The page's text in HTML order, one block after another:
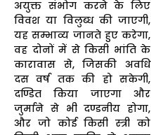
अयुक्त संभोग करने के लिए
विवश या विलुब्ध की जाएगी,
यह सम्भाव्य जानते हुए करेगा,
वह दोनों में से किसी भांति के
कारावास से, जिसकी अवधि
दस वर्ष तक की हो सकेगी,
दण्डित किया जाएगा और
जुर्माने से भी दण्डनीय होगा,
और जो कोई किसी स्त्री को